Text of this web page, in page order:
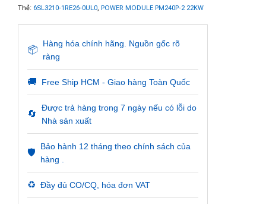
Thẻ: 6SL3210-1RE26-0UL0, POWER MODULE PM240P-2 22KW
📦
Hàng hóa chính hãng. Nguồn gốc rõ
ràng
🚚 Free Ship HCM - Giao hàng Toàn Quốc
🔄
Được trả hàng trong 7 ngày nếu có lỗi do
Nhà sản xuất
🛡️
Bảo hành 12 tháng theo chính sách của
hàng .
♻️ Đầy đủ CO/CQ, hóa đơn VAT